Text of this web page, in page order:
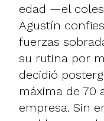
edad —el
Agustín
fuerzas
su rutina por
decidió
máxima de 70
empresa. Sin